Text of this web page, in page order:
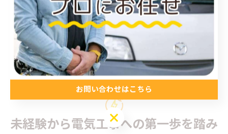
ただし、動画だけに頼るのではなく、必要に応じて本や
アプリも併用することで、知識の定着度がさらに高まり
ます。動画学習を積極的に取り入れることで、現場で即
戦力となる電気工事士を目指しましょう。
未経験から電気工事への第一歩を踏み
お問い合わせはこちら
お問い合わせはこちら